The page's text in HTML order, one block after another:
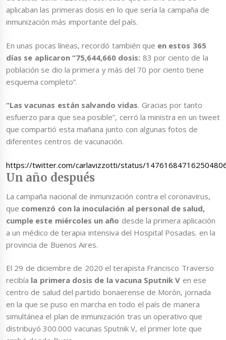
aplicaban las primeras dosis en lo que sería la campaña de
inmunización más importante del país.
En unas pocas líneas, recordó también que en estos 365
días se aplicaron “75,644,660 dosis: 83 por ciento de la
población se dio la primera y más del 70 por ciento tiene
esquema completo”.
“Las vacunas están salvando vidas. Gracias por tanto
esfuerzo para que sea posible”, cerró la ministra en un tweet
que compartió esta mañana junto con algunas fotos de
diferentes centros de vacunación.
https://twitter.com/carlavizzotti/status/
Un año después
La campaña nacional de inmunización contra el coronavirus,
que comenzó con la inoculación al personal de salud,
cumple este miércoles un año desde la primera aplicación
a un médico de terapia intensiva del Hospital Posadas. en la
provincia de Buenos Aires.
El 29 de diciembre de 2020 el terapista Francisco Traverso
recibía la primera dosis de la vacuna Sputnik V en ese
centro de salud del partido bonaerense de Morón, jornada
en la que se puso en marcha en todo el país de manera
simultánea el plan de inmunización tras un operativo que
distribuyó 300.000 vacunas Sputnik V, el primer lote que